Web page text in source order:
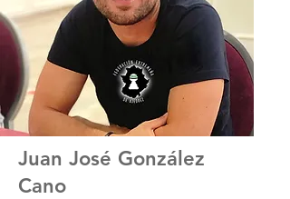
Juan José González
Cano